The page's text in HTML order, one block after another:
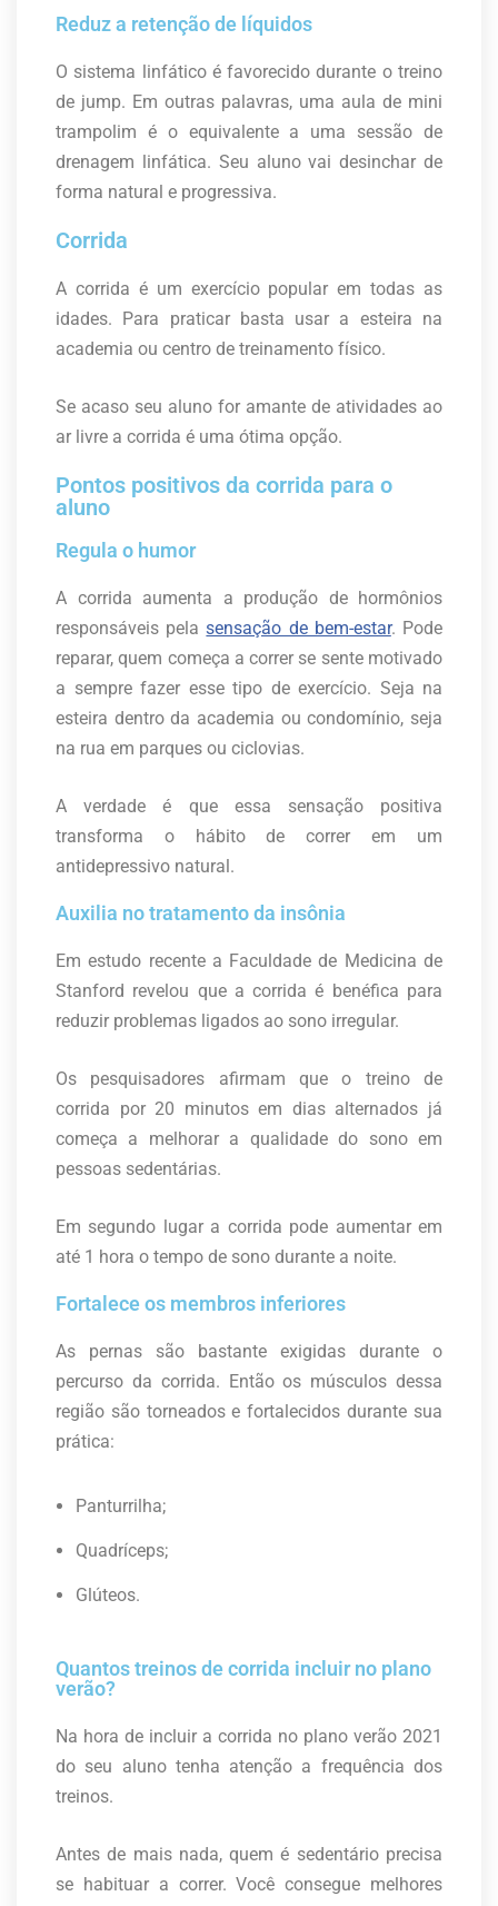
Reduz a retenção de líquidos
O sistema linfático é favorecido durante o treino
de jump. Em outras palavras, uma aula de mini
trampolim é o equivalente a uma sessão de
drenagem linfática. Seu aluno vai desinchar de
forma natural e progressiva.
Corrida
A corrida é um exercício popular em todas as
idades. Para praticar basta usar a esteira na
academia ou centro de treinamento físico.
Se acaso seu aluno for amante de atividades ao
ar livre a corrida é uma ótima opção.
Pontos positivos da corrida para o
aluno
Regula o humor
A corrida aumenta a produção de hormônios
responsáveis pelasensação de bem-estar. Pode
reparar, quem começa a correr se sente motivado
a sempre fazer esse tipo de exercício. Seja na
esteira dentro da academia ou condomínio, seja
na rua em parques ou ciclovias.
A verdade é que essa sensação positiva
transforma o hábito de correr em um
antidepressivo natural.
Auxilia no tratamento da insônia
Em estudo recente a Faculdade de Medicina de
Stanford revelou que a corrida é benéfica para
reduzir problemas ligados ao sono irregular.
Os pesquisadores afirmam que o treino de
corrida por 20 minutos em dias alternados já
começa a melhorar a qualidade do sono em
pessoas sedentárias.
Em segundo lugar a corrida pode aumentar em
até 1 hora o tempo de sono durante a noite.
Fortalece os membros inferiores
As pernas são bastante exigidas durante o
percurso da corrida. Então os músculos dessa
região são torneados e fortalecidos durante sua
prática:
Panturrilha;
Quadríceps;
Glúteos.
Quantos treinos de corrida incluir no plano
verão?
Na hora de incluir a corrida no plano verão 2021
do seu aluno tenha atenção a frequência dos
treinos.
Antes de mais nada, quem é sedentário precisa
se habituar a correr. Você consegue melhores